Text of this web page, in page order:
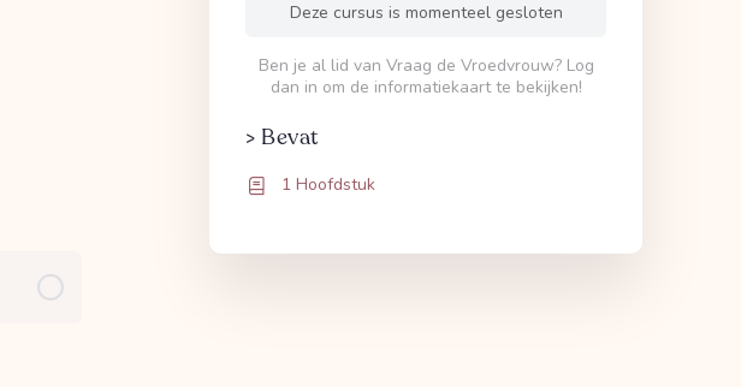
Deze cursus is momenteel gesloten
Ben je al lid van Vraag de Vroedvrouw? Log
dan in om de informatiekaart te bekijken!
> Bevat
1 Hoofdstuk